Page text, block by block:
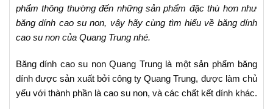
phẩm thông thường đến những sản phẩm đặc thù hơn như
băng dính cao su non, vậy hãy cùng tìm hiểu về băng dính
cao su non của Quang Trung nhé.
Băng dính cao su non Quang Trung là một sản phẩm băng
dính được sản xuất bởi công ty Quang Trung, được làm chủ
yếu với thành phần là cao su non, và các chất kết dính khác.